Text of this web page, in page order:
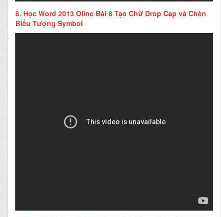
8. Học Word 2013 Oline Bài 8 Tạo Chữ Drop Cap và Chèn
Biểu Tượng Symbol